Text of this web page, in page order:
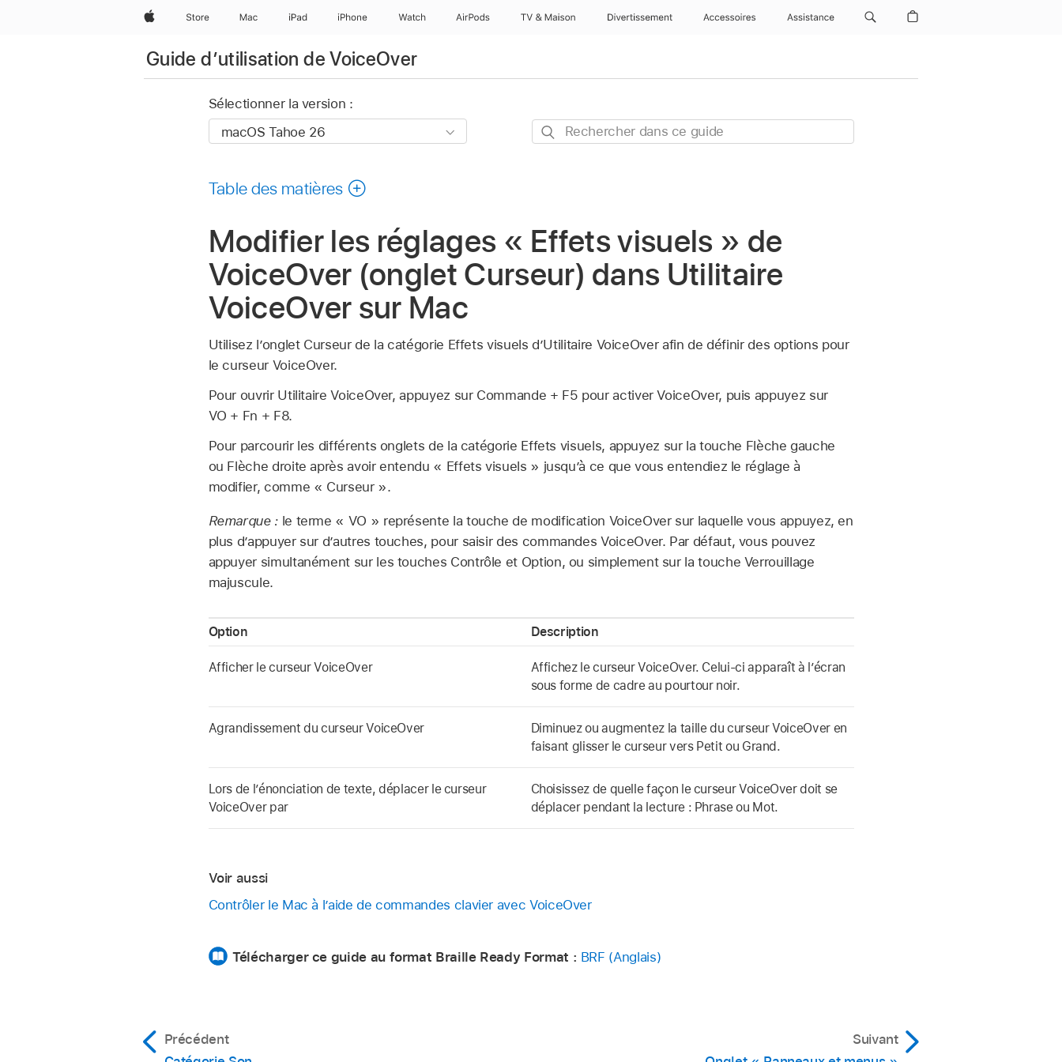
AppleStore Mac iPad iPhone Watch AirPods TV & Maison Divertissements Accessoires Assistance
Guide dʼutilisation de VoiceOver
Sélectionner la version :
Rechercher
Table des matières
Modifier les réglages « Effets visuels » de
VoiceOver (onglet Curseur) dans Utilitaire
VoiceOver sur Mac
Utilisez l’onglet Curseur de la catégorie Effets visuels d’Utilitaire VoiceOver afin de définir des options pour
le curseur VoiceOver.
Pour ouvrir Utilitaire VoiceOver, appuyez sur Commande + F5 pour activer VoiceOver, puis appuyez sur
VO + Fn + F8.
Pour parcourir les différents onglets de la catégorie Effets visuels, appuyez sur la touche Flèche gauche
ou Flèche droite après avoir entendu « Effets visuels » jusqu’à ce que vous entendiez le réglage à
modifier, comme « Curseur ».
Remarque : le terme « VO » représente la touche de modification VoiceOver sur laquelle vous appuyez, en
plus d’appuyer sur d’autres touches, pour saisir des commandes VoiceOver. Par défaut, vous pouvez
appuyer simultanément sur les touches Contrôle et Option, ou simplement sur la touche Verrouillage
majuscule.
Option Description
Afficher le curseur VoiceOver
Affichez le curseur VoiceOver. Celui-ci apparaît à l’écran
sous forme de cadre au pourtour noir.
Agrandissement du curseur VoiceOver
Diminuez ou augmentez la taille du curseur VoiceOver en
faisant glisser le curseur vers Petit ou Grand.
Lors de l’énonciation de texte, déplacer le curseur
VoiceOver par
Choisissez de quelle façon le curseur VoiceOver doit se
déplacer pendant la lecture : Phrase ou Mot.
Voir aussi
Contrôler le Mac à l’aide de commandes clavier avec VoiceOver
Télécharger ce guide au format Braille Ready Format : BRF (Anglais)
Précédent
Suivant